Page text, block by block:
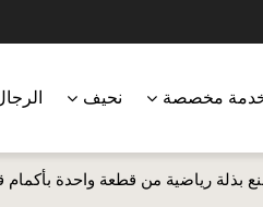
مخصصة نحيف
بذلة رياضية من قطعة واحدة